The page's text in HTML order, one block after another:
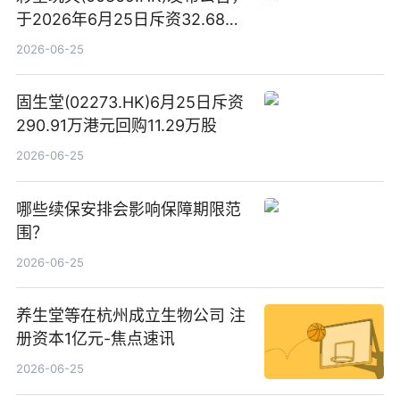
于2026年6月25日斥资32.68万
港元回购68.4万股|焦点速讯
2026-06-25
固生堂(02273.HK)6月25日斥资
290.91万港元回购11.29万股
2026-06-25
哪些续保安排会影响保障期限范
围？
2026-06-25
养生堂等在杭州成立生物公司 注
册资本1亿元-焦点速讯
2026-06-25